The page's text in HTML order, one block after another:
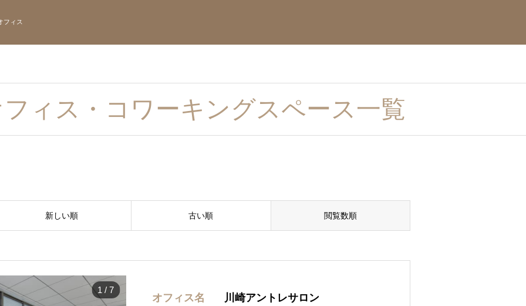
フィス
ィス・コワーキングスペース一覧
新しい順 古い順 閲覧数順
1 / 7
オフィス名 川崎アントレサロン